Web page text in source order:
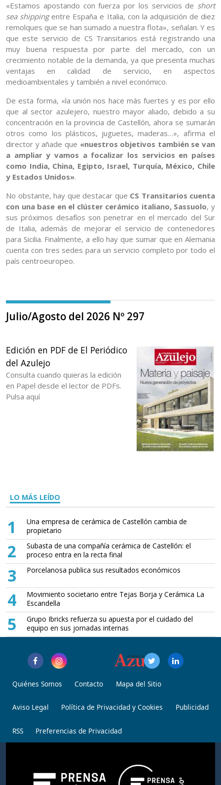
«Estamos apostando con fuerza por los servicios de short
sea shippingentre España e Italia, con la adquisición de diez
remolques que se han sumado a nuestra flota», señalan. Y es
que este servicio de CS Transitarios está registrando una
muy buena respuesta por parte del mercado, con un
crecimiento notable de la demanda, ya que presenta muchas
ventajas en calidad de servicio, en aspectos
medioambientales y también a nivel económico.
De esta forma, «la unión nos hace más fuertes y es por ello
que al sector azulejero, nuestro mayor aliado, debido a su
concentración en la provincia de Castellón, ahora se sumarán
otros como los plásticos, juguetes, maderas…», afirma el
director y añade que «nuestros objetivos también se van
a ampliar y vamos a focalizar los servicios en países
como India, China, Egipto, Israel, Turquía, México, Chile
y Estados Unidos».
No obstante, hay que destacar que CS Transitarios cuenta
con una base en el clúster cerámico italiano, Sassuolo, y
sus próximos desafíos son penetrar en el mercado del Sur
de Italia, además de mejorar el servicio de contenedores
para Sicilia. Finalmente, a ello hay que sumar que en Alemania
cuenta con tres sedes para un servicio completo por todo el
país centroeuropeo.
Julio/Agosto del 2026 Nº 297
Edición en PDF de El Periódico
del Azulejo
Consulta cuando quieras la edición
en Papel desde el lector de PDFs.
Pulsa aquí
LO MÁS LEÍDO
1
Una empresa de cerámica de Castellón cambia de
propietario
2
Subasta de una compañía cerámica de Castellón: el
proceso entra en la recta final
3 Porcelanosa publica sus resultados económicos
4
Movimiento societario entre Tejas Borja y Cerámica La
Escandella
5
Grupo Ibricks refuerza su apuesta por el cuidado del
equipo en sus jornadas internas
Quiénes Somos Contacto Mapa del Sitio
Aviso Legal Política de Privacidad y Cookies Publicidad
RSS Preferencias de Privacidad